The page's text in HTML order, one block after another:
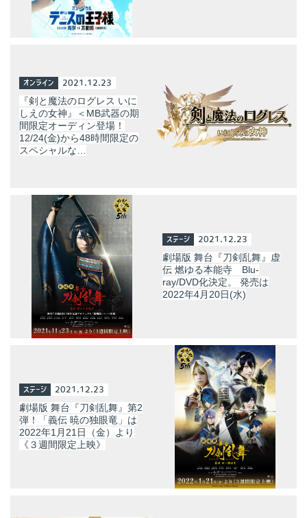
オンライン 2021.12.23
『剣と魔法のログレス いに
しえの女神』＜MB武器の期
間限定オーディン登場！
12/24(金)から48時間限定の
スペシャルな…
ステージ 2021.12.23
劇場版 舞台『刀剣乱舞』虚
伝 燃ゆる本能寺 Blu-
ray/DVD化決定。 発売は
2022年4月20日(水)
ステージ 2021.12.23
劇場版 舞台『刀剣乱舞』第2
弾！「義伝 暁の独眼竜」は
2022年1月21日（金）より
《３週間限定上映》